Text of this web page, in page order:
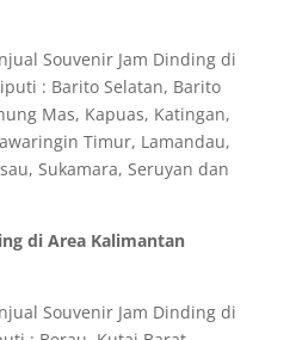
Souvenir Jam Dinding di
: Barito Selatan, Barito
Mas, Kapuas, Katingan,
Timur, Lamandau,
Sukamara, Seruyan dan
di Area Kalimantan
Souvenir Jam Dinding di